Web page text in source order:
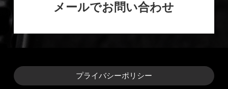
メールでお問い合わせ
プライバシーポリシー